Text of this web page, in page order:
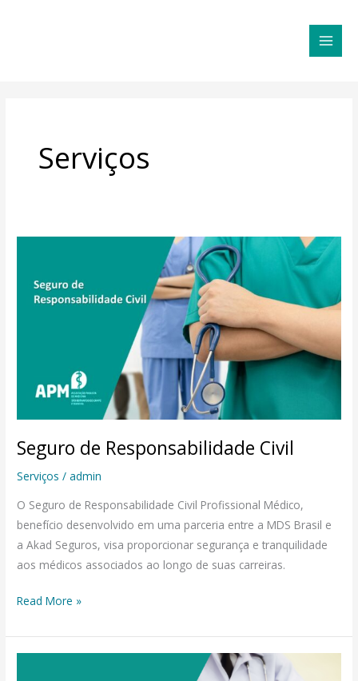
Serviços
Seguro de Responsabilidade Civil
Serviços /admin
O Seguro de Responsabilidade Civil Profissional Médico,
benefício desenvolvido em uma parceria entre a MDS Brasil e
a Akad Seguros, visa proporcionar segurança e tranquilidade
aos médicos associados ao longo de suas carreiras.
Responsabilidade
Civil
Read More »